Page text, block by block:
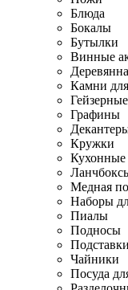
Блюда
Бокалы
Бутылки
Винные
Камни
Графины
Кружки
Кухонные
Медная
Наборы
Пиалы
Подносы
Чайники
Посуда